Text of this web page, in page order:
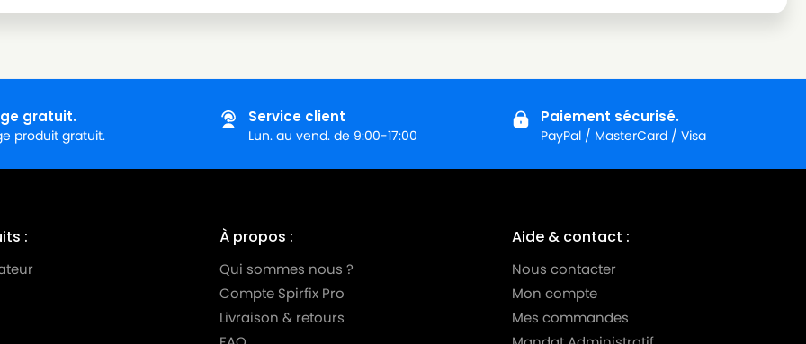
gratuit.
produit gratuit.
Service client
Lun. au vend. de 9:00-17:00
Paiement sécurisé.
PayPal / MasterCard / Visa
: À propos :
Qui sommes nous ?
Compte Spirfix Pro
Livraison & retours
Aide & contact :
Nous contacter
Mon compte
Mes commandes